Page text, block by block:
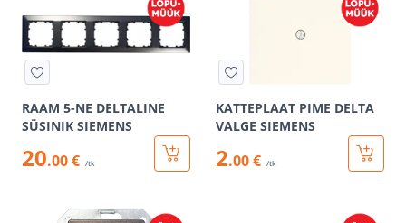
RAAM 5-NE DELTALINE
SÜSINIK SIEMENS
20.00 € /tk
KATTEPLAAT PIME DELTA
VALGE SIEMENS
2.00 € /tk